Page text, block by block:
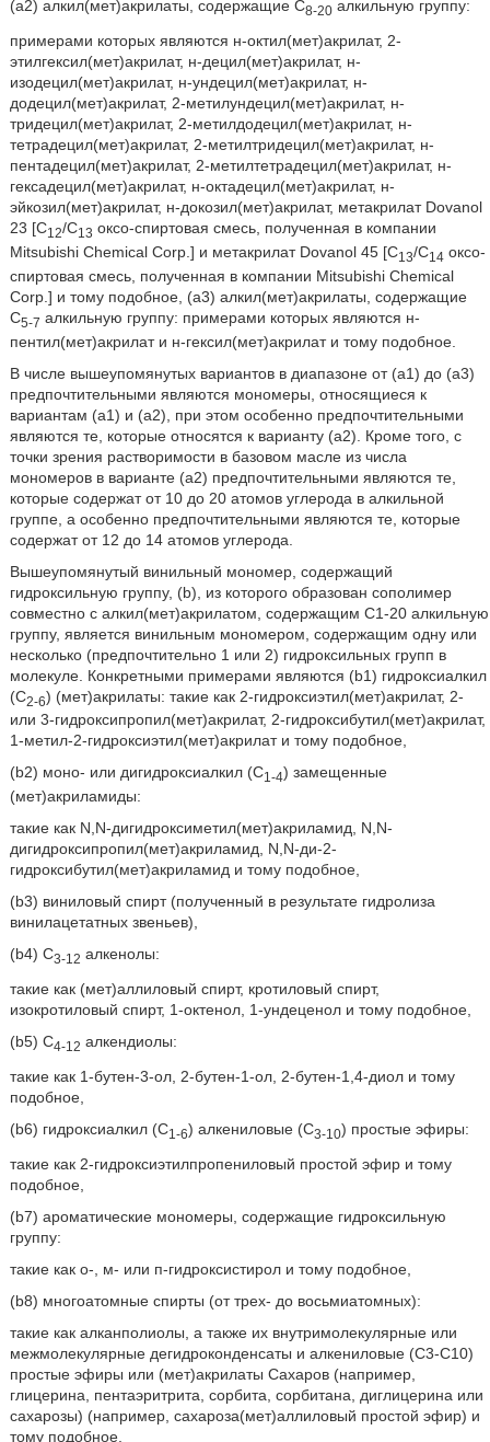
(а2) алкил(мет)акрилаты, содержащие C8-20алкильную группу:
примерами которых являются н-октил(мет)акрилат, 2-
этилгексил(мет)акрилат, н-децил(мет)акрилат, н-
изодецил(мет)акрилат, н-ундецил(мет)акрилат, н-
додецил(мет)акрилат, 2-метилундецил(мет)акрилат, н-
тридецил(мет)акрилат, 2-метилдодецил(мет)акрилат, н-
тетрадецил(мет)акрилат, 2-метилтридецил(мет)акрилат, н-
пентадецил(мет)акрилат, 2-метилтетрадецил(мет)акрилат, н-
гексадецил(мет)акрилат, н-октадецил(мет)акрилат, н-
эйкозил(мет)акрилат, н-докозил(мет)акрилат, метакрилат Dovanol
23 [С12/С13 оксо-спиртовая смесь, полученная в компании
Mitsubishi Chemical Corp.] и метакрилат Dovanol 45 [С13/С14 оксо-
спиртовая смесь, полученная в компании Mitsubishi Chemical
Corp.] и тому подобное, (а3) алкил(мет)акрилаты, содержащие
C5-7 алкильную группу: примерами которых являются н-
пентил(мет)акрилат и н-гексил(мет)акрилат и тому подобное.
В числе вышеупомянутых вариантов в диапазоне от (a1) до (а3)
предпочтительными являются мономеры, относящиеся к
вариантам (a1) и (а2), при этом особенно предпочтительными
являются те, которые относятся к варианту (а2). Кроме того, с
точки зрения растворимости в базовом масле из числа
мономеров в варианте (а2) предпочтительными являются те,
которые содержат от 10 до 20 атомов углерода в алкильной
группе, а особенно предпочтительными являются те, которые
содержат от 12 до 14 атомов углерода.
Вышеупомянутый винильный мономер, содержащий
гидроксильную группу, (b), из которого образован сополимер
совместно с алкил(мет)акрилатом, содержащим С1-20 алкильную
группу, является винильным мономером, содержащим одну или
несколько (предпочтительно 1 или 2) гидроксильных групп в
молекуле. Конкретными примерами являются (b1) гидроксиалкил
(С2-6) (мет)акрилаты: такие как 2-гидроксиэтил(мет)акрилат, 2-
или 3-гидроксипропил(мет)акрилат, 2-гидроксибутил(мет)акрилат,
1-метил-2-гидроксиэтил(мет)акрилат и тому подобное,
(b2) моно- или дигидроксиалкил (C1-4) замещенные
(мет)акриламиды:
такие как N,N-дигидроксиметил(мет)акриламид, Ν,Ν-
дигидроксипропил(мет)акриламид, N,N-ди-2-
гидроксибутил(мет)акриламид и тому подобное,
(b3) виниловый спирт (полученный в результате гидролиза
винилацетатных звеньев),
(b4) С3-12 алкенолы:
такие как (мет)аллиловый спирт, кротиловый спирт,
изокротиловый спирт, 1-октенол, 1-ундеценол и тому подобное,
(b5) С4-12 алкендиолы:
такие как 1-бутен-3-ол, 2-бутен-1-ол, 2-бутен-1,4-диол и тому
подобное,
(b6) гидроксиалкил (C1-6) алкениловые (С3-10) простые эфиры:
такие как 2-гидроксиэтилпропениловый простой эфир и тому
подобное,
(b7) ароматические мономеры, содержащие гидроксильную
группу:
такие как о-, м- или п-гидроксистирол и тому подобное,
(b8) многоатомные спирты (от трех- до восьмиатомных):
такие как алканполиолы, а также их внутримолекулярные или
межмолекулярные дегидроконденсаты и алкениловые (С3-С10)
простые эфиры или (мет)акрилаты Сахаров (например,
глицерина, пентаэритрита, сорбита, сорбитана, диглицерина или
сахарозы) (например, сахароза(мет)аллиловый простой эфир) и
тому подобное,